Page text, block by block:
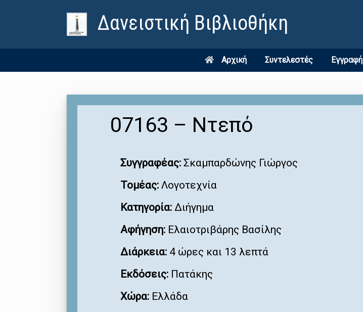
Δανειστική Βιβλιοθήκη
Αρχική Συντελεστές Εγγραφή
07163 – Ντεπό
Συγγραφέας: Σκαμπαρδώνης Γιώργος
Τομέας: Λογοτεχνία
Κατηγορία: Διήγημα
Αφήγηση: Ελαιοτριβάρης Βασίλης
Διάρκεια: 4 ώρες και 13 λεπτά
Εκδόσεις: Πατάκης
Χώρα: Ελλάδα